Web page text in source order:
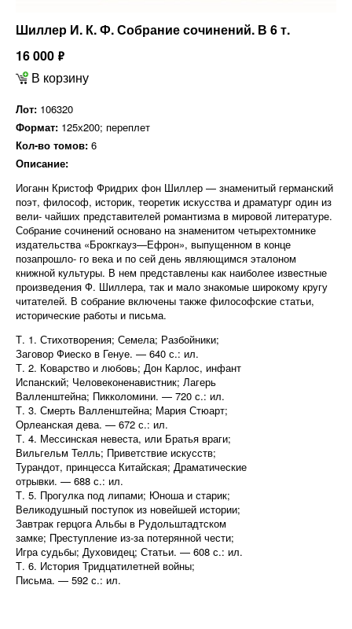
Шиллер И. К. Ф. Собрание сочинений. В 6 т.
16 000 ф
В корзину
Лот: 106320
Формат: 125х200; переплет
Кол-во томов: 6
Описание:
Иоганн Кристоф Фридрих фон Шиллер — знаменитый германский
поэт, философ, историк, теоретик искусства и драматург один из
вели- чайших представителей романтизма в мировой литературе.
Собрание сочинений основано на знаменитом четырехтомнике
издательства «Брокгкауз—Ефрон», выпущенном в конце
позапрошло- го века и по сей день являющимся эталоном
книжной культуры. В нем представлены как наиболее известные
произведения Ф. Шиллера, так и мало знакомые широкому кругу
читателей. В собрание включены также философские статьи,
исторические работы и письма.
Т. 1. Стихотворения; Семела; Разбойники;
Заговор Фиеско в Генуе. — 640 с.: ил.
Т. 2. Коварство и любовь; Дон Карлос, инфант
Испанский; Человеконенавистник; Лагерь
Валленштейна; Пикколомини. — 720 с.: ил.
Т. 3. Смерть Валленштейна; Мария Стюарт;
Орлеанская дева. — 672 с.: ил.
Т. 4. Мессинская невеста, или Братья враги;
Вильгельм Телль; Приветствие искусств;
Турандот, принцесса Китайская; Драматические
отрывки. — 688 с.: ил.
Т. 5. Прогулка под липами; Юноша и старик;
Великодушный поступок из новейшей истории;
Завтрак герцога Альбы в Рудольштадтском
замке; Преступление из-за потерянной чести;
Игра судьбы; Духовидец; Статьи. — 608 с.: ил.
Т. 6. История Тридцатилетней войны;
Письма. — 592 с.: ил.